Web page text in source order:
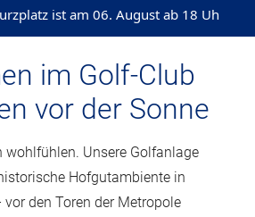
ist am 06. August ab 18 Uhr komplett
im Golf-Club
vor der Sonne
wohlfühlen. Unsere Golfanlage
Hofgutambiente in
den Toren der Metropole